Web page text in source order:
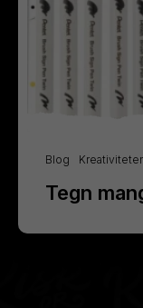
Blog
Tegn